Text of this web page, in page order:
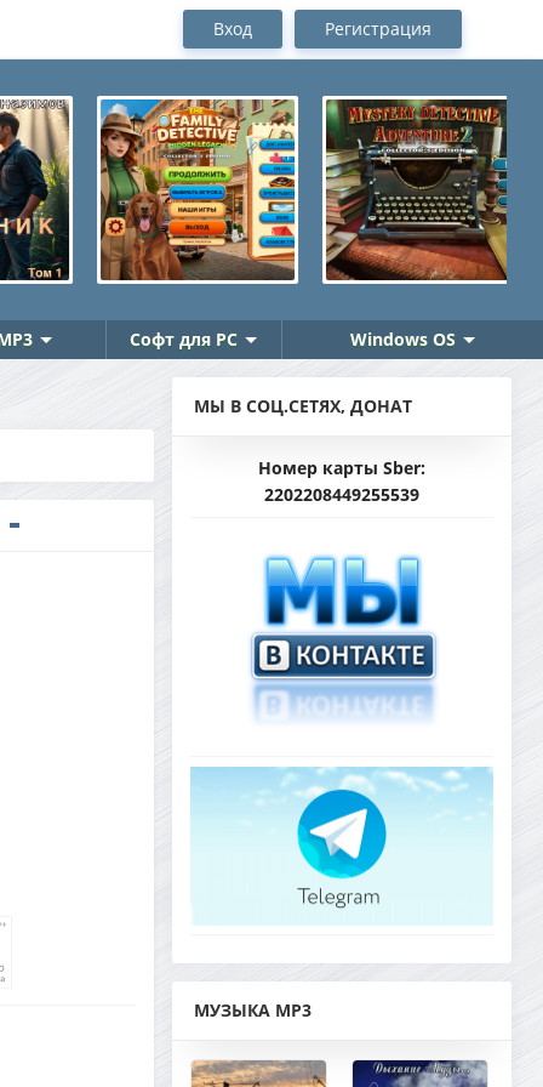
Вход Регистрация
Софт для PC Windows OS
МЫ В СОЦ.СЕТЯХ, ДОНАТ
Номер карты Sber:
2202208449255539
МУЗЫКА MP3